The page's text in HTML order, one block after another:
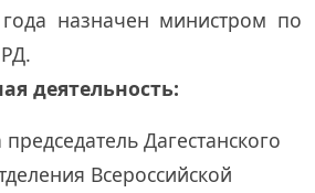
назначен министром по
деятельность:
Дагестанского
Всероссийской